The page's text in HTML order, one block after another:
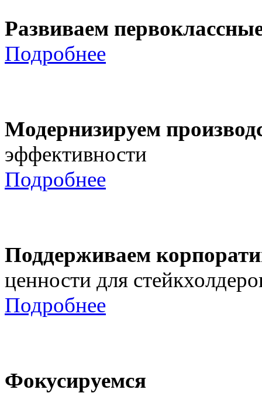
Развиваем
Подробнее
Модернизируем
эффективности
Подробнее
Поддерживаем
ценности для
Подробнее
Фокусируемся